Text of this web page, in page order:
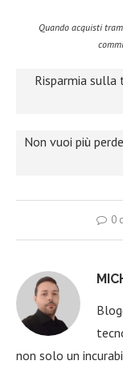
Quando acquisti
Risparmia sulla
Non vuoi più
0
non solo un